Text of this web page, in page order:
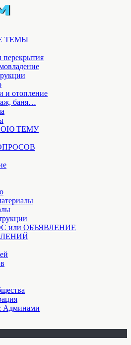
ТЕМЫ
и отопление
баня…
ТЕМУ
или ОБЪЯВЛЕНИЕ
Админами